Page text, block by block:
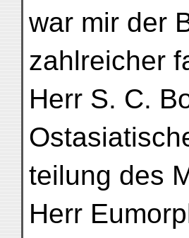
war mir der
zahlreicher
Herr S. C.
teilung des
Herr